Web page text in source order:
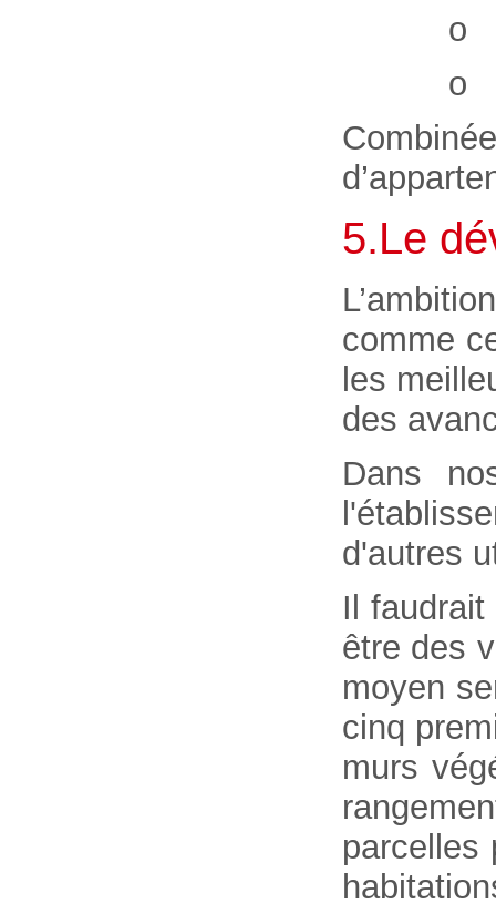
o
o
5.Le
comme
les
des
Dans
d'autres
Il faudrait
être des
moyen
cinq
murs
parcelles